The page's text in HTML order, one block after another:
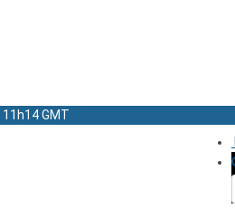
GMT